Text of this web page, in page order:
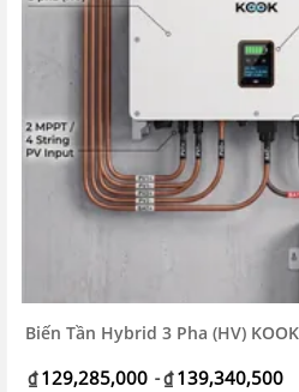
Biến Tần Hybrid 3 Pha (HV) KOOK
₫ 129,285,000 -₫ 139,340,500